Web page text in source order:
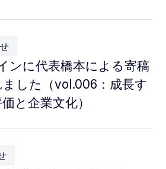
ンに代表橋本による寄稿
した（vol.006：成長す
と企業文化）